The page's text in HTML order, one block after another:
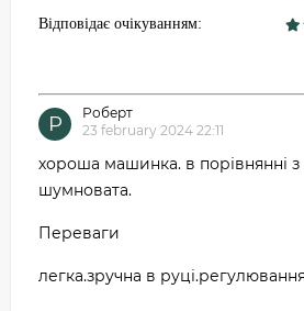
Відповідає очікуванням:
Р
Роберт
23 february 2024 22:11
хороша машинка. в порівнянні
шумновата.
Переваги
легка.зручна в